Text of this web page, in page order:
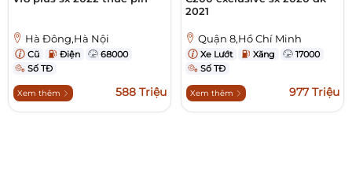
Hà Đông,Hà Nội
Cũ Điện
68000
Số TĐ
Xem thêm 588 Triệu
2021
Quận 8,Hồ Chí Minh
Xe Lướt Xăng
17000
Số TĐ
Xem thêm 977 Triệu